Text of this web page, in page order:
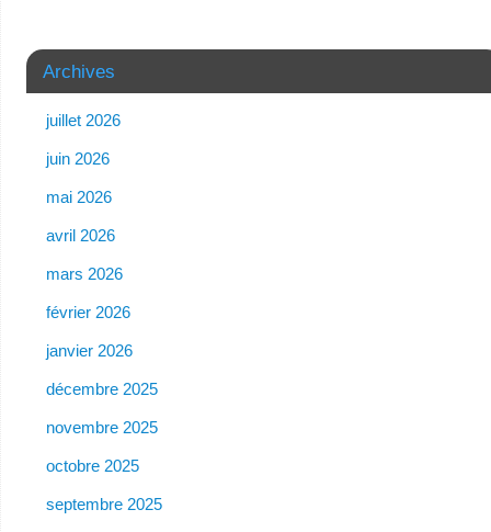
Archives
juillet 2026
juin 2026
mai 2026
avril 2026
mars 2026
février 2026
janvier 2026
décembre 2025
novembre 2025
octobre 2025
septembre 2025